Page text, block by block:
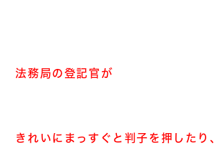
法務局の登記官が
きれいにまっすぐと判子を押したり、